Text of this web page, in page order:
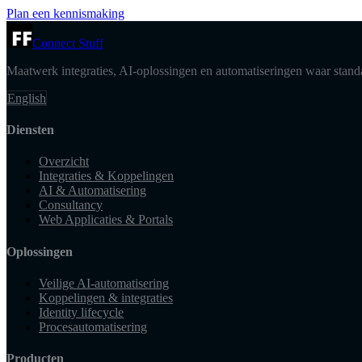
Plan een kennismaking
Connect Stuff
Maatwerk integraties, AI-oplossingen en automatiseringen waar
English
Diensten
Overzicht
Integraties & Koppelingen
AI & Automatisering
Consultancy
Web Applicaties & Portals
Oplossingen
Veilige AI-automatisering
Koppelingen & integraties
Identity lifecycle
Procesautomatisering
Producten